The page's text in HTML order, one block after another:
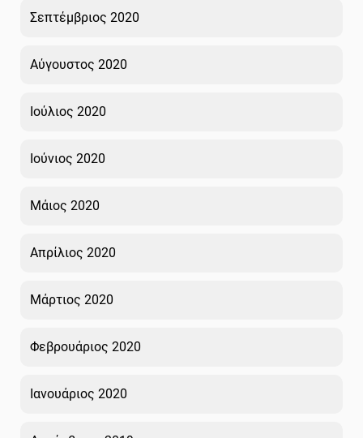
Σεπτέμβριος 2020
Αύγουστος 2020
Ιούλιος 2020
Ιούνιος 2020
Μάιος 2020
Απρίλιος 2020
Μάρτιος 2020
Φεβρουάριος 2020
Ιανουάριος 2020